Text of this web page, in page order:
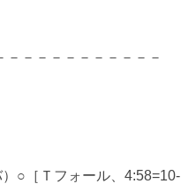
－－－－－－－－－－－
○［Ｔフォール、4:58=10-